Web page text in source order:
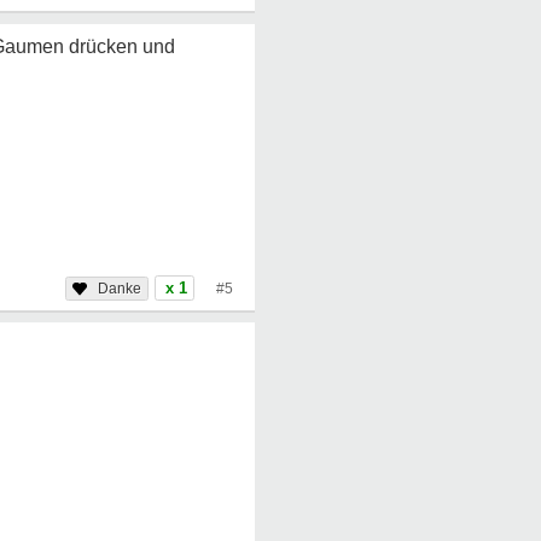
drücken und
x 1 #5